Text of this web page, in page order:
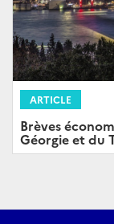
ARTICLE
Brèves
Géorgie et du